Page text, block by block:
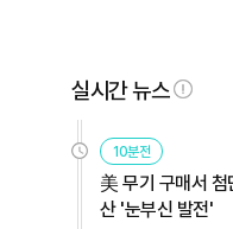
실시간 뉴스
10분전
美 무기 구매서
산 '눈부신 발전'